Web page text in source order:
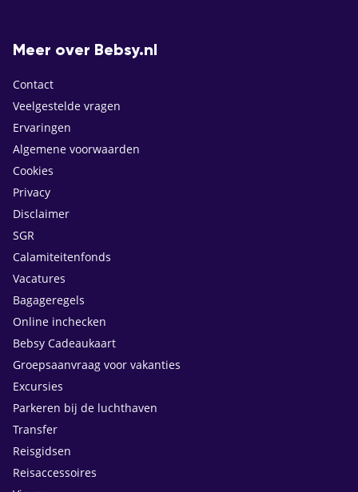
Meer over Bebsy.nl
Contact
Veelgestelde vragen
Ervaringen
Algemene voorwaarden
Cookies
Privacy
Disclaimer
SGR
Calamiteitenfonds
Vacatures
Bagageregels
Online inchecken
Bebsy Cadeaukaart
Groepsaanvraag voor vakanties
Excursies
Parkeren bij de luchthaven
Transfer
Reisgidsen
Reisaccessoires